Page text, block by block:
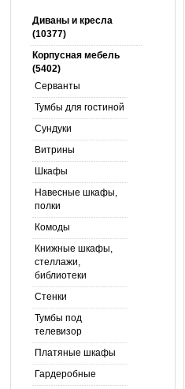
Диваны и кресла
(10377)
Корпусная мебель
(5402)
Серванты
Тумбы для гостиной
Сундуки
Витрины
Шкафы
Навесные шкафы,
полки
Комоды
Книжные шкафы,
стеллажи,
библиотеки
Стенки
Тумбы под
телевизор
Платяные шкафы
Гардеробные